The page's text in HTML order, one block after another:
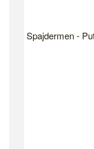
Spajdermen -